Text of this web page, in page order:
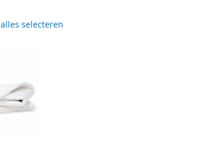
alles selecteren